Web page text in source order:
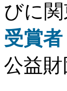
びに
受賞者
公益